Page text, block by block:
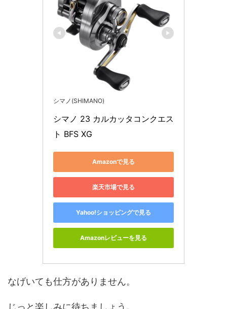
シマノ(SHIMANO)
シマノ 23 カルカッタコンクエス
ト BFS XG
Amazonで見る
楽天市場で見る
Yahoo!ショッピングで見る
Amazonレビューを見る
なげいても仕方がありません。
じっと楽しみに待ちましょう。